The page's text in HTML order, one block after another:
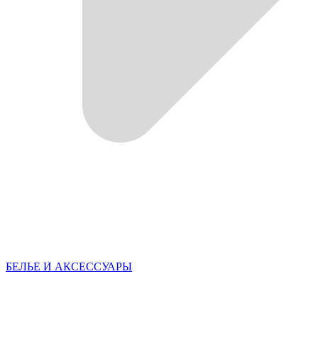
БЕЛЬЕ И АКСЕССУАРЫ